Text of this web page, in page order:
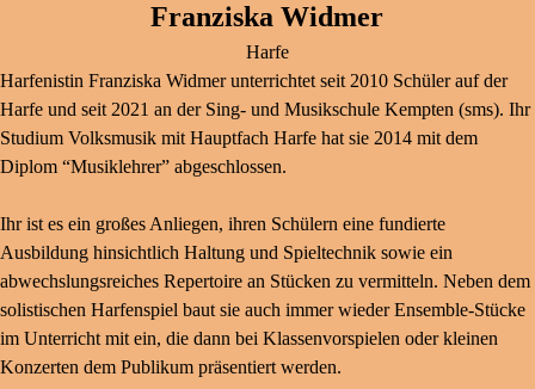
FranziskaWidmer
Harfe
Harfenistin Franziska Widmer unterrichtet seit 2010 Schüler auf der
Harfe und seit 2021 an der Sing- und Musikschule Kempten (sms). Ihr
Studium Volksmusik mit Hauptfach Harfe hat sie 2014 mit dem
Diplom “Musiklehrer” abgeschlossen.
Ihr ist es ein großes Anliegen, ihren Schülern eine fundierte
Ausbildung hinsichtlich Haltung und Spieltechnik sowie ein
abwechslungsreiches Repertoire an Stücken zu vermitteln. Neben dem
solistischen Harfenspiel baut sie auch immer wieder Ensemble-Stücke
im Unterricht mit ein, die dann bei Klassenvorspielen oder kleinen
Konzerten dem Publikum präsentiert werden.